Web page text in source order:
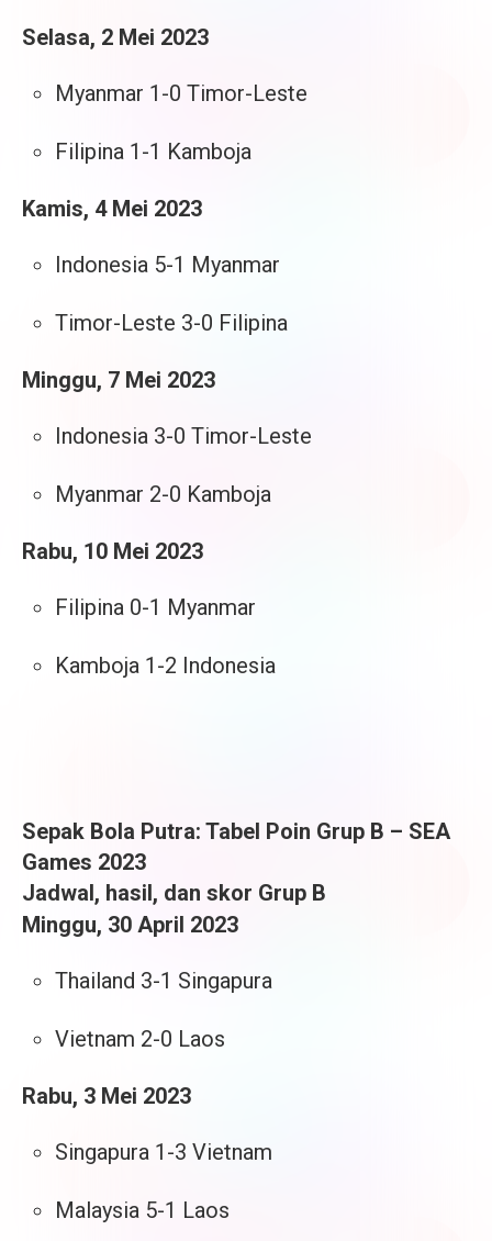
Selasa, 2 Mei 2023
Myanmar 1-0 Timor-Leste
Filipina 1-1 Kamboja
Kamis, 4 Mei 2023
Indonesia 5-1 Myanmar
Timor-Leste 3-0 Filipina
Minggu, 7 Mei 2023
Indonesia 3-0 Timor-Leste
Myanmar 2-0 Kamboja
Rabu, 10 Mei 2023
Filipina 0-1 Myanmar
Kamboja 1-2 Indonesia
Sepak Bola Putra: Tabel Poin Grup B – SEA
Games 2023
Jadwal, hasil, dan skor Grup B
Minggu, 30 April 2023
Thailand 3-1 Singapura
Vietnam 2-0 Laos
Rabu, 3 Mei 2023
Singapura 1-3 Vietnam
Malaysia 5-1 Laos